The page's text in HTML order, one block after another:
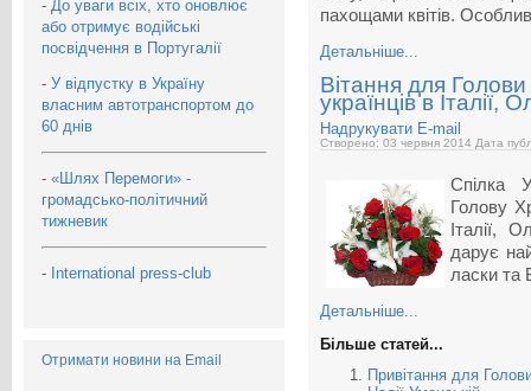
- До уваги всіх, хто оновлює
або отримує водійські
посвідчення в Португалії
- У відпустку в Україну
власним автотранспортом до
60 днів
- «Шлях Перемоги» -
громадсько-політичний
тижневик
- International press-club
Отримати новини на Email
пахощами квітів.
Детальніше...
Вітання для
українців в Італії,
Надрукувати E-mail
Створено: 03 червня 2014 Дата
Спілка
Голову
Італії,
дарує
ласки та
Детальніше...
Більше статей...
Привітання для